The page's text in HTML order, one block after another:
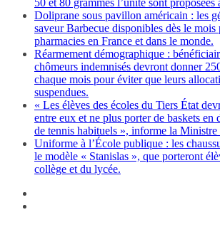
50 et 80 grammes l’unité sont proposées
Doliprane sous pavillon américain : les
saveur Barbecue disponibles dès le mois
pharmacies en France et dans le monde.
Réarmement démographique :
chômeurs indemnisés devront donner
chaque mois pour éviter que leurs
suspendues.
« Les élèves des écoles du Tiers État
entre eux et ne plus porter de baskets en
de tennis habituels », informe la Ministre
Uniforme à l’École publique : les
le modèle « Stanislas », que porteront
collège et du lycée.